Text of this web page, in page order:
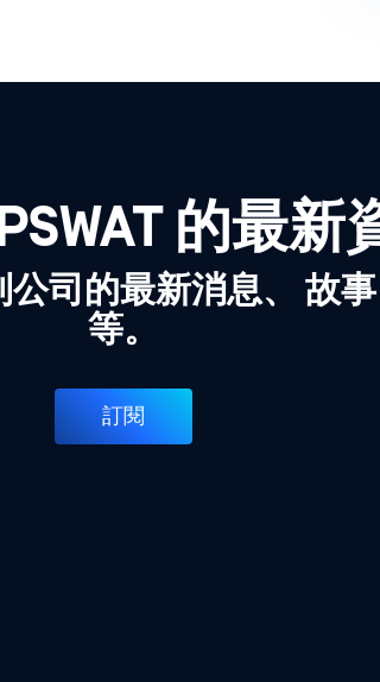
的最新
司的最新消息、 故
等。
訂閱